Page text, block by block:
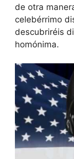
de otra
celebérrimo
descubriréis
homónima.